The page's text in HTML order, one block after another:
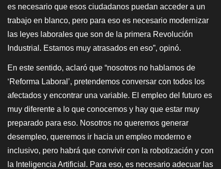
es necesario que esos ciudadanos puedan acceder a un
trabajo en blanco, pero para eso es necesario modernizar
las leyes laborales que son de la primera Revolución
Industrial. Estamos muy atrasados en eso”, opinó.
En este sentido, aclaró que “nosotros no hablamos de
‘Reforma Laboral’, pretendemos conversar con todos los
afectados y encontrar una variable. El empleo del futuro es
muy diferente a lo que conocemos y hay que estar muy
preparado para eso. Nosotros no queremos generar
desempleo, queremos ir hacia un empleo moderno e
inclusivo, pero habrá que convivir con la robotización y con
la Inteligencia Artificial. Para eso, es necesario adecuar las